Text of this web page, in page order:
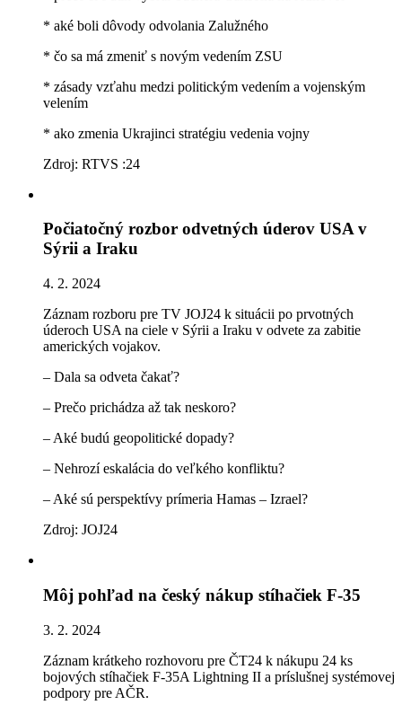
* aké boli dôvody odvolania Zalužného
* čo sa má zmeniť s novým vedením ZSU
* zásady vzťahu medzi politickým vedením a vojenským
velením
* ako zmenia Ukrajinci stratégiu vedenia vojny
Zdroj: RTVS :24
Počiatočný rozbor odvetných úderov USA v
Sýrii a Iraku
4. 2. 2024
Záznam rozboru pre TV JOJ24 k situácii po prvotných
úderoch USA na ciele v Sýrii a Iraku v odvete za zabitie
amerických vojakov.
– Dala sa odveta čakať?
– Prečo prichádza až tak neskoro?
– Aké budú geopolitické dopady?
– Nehrozí eskalácia do veľkého konfliktu?
– Aké sú perspektívy prímeria Hamas – Izrael?
Zdroj: JOJ24
Môj pohľad na český nákup stíhačiek F-35
3. 2. 2024
Záznam krátkeho rozhovoru pre ČT24 k nákupu 24 ks
bojových stíhačiek F-35A Lightning II a príslušnej systémovej
podpory pre AČR.